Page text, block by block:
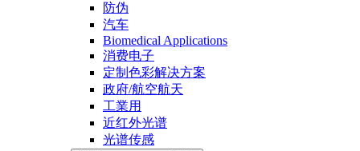
防伪
汽车
Biomedical Applications
消费电子
定制色彩解决方案
政府/航空航天
工業用
近红外光谱
光谱传感